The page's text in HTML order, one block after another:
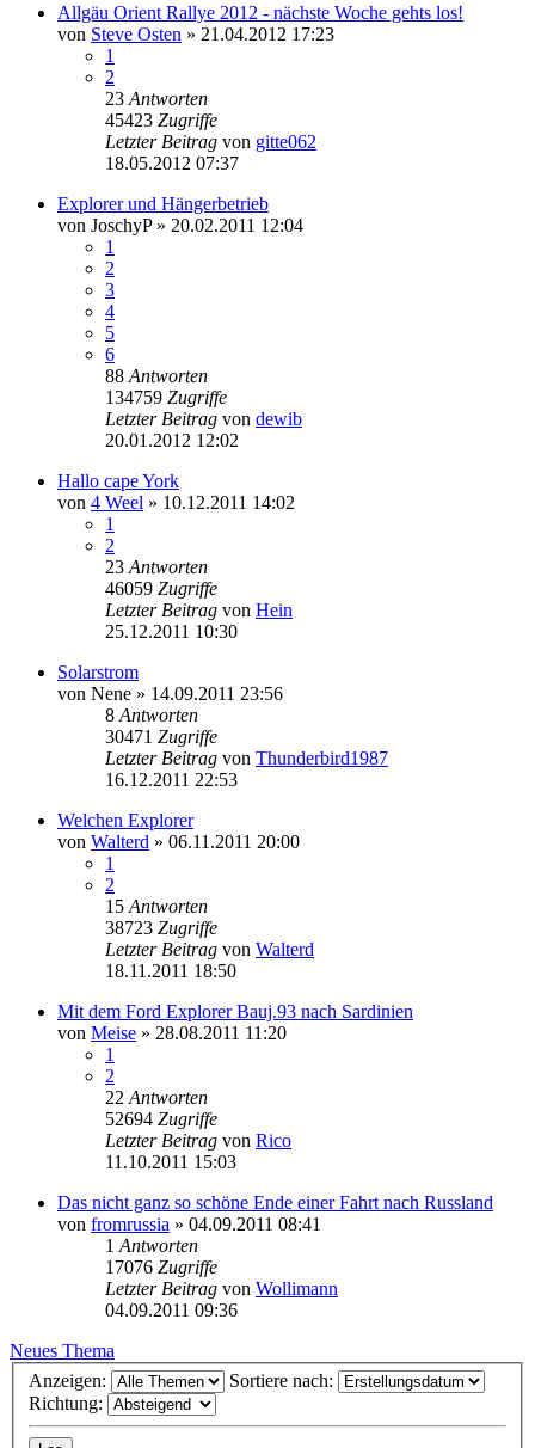
Allgäu Orient Rallye 2012 - nächste Woche gehts los!
von Steve Osten » 21.04.2012 17:23
1
2
23 Antworten
45423 Zugriffe
Letzter Beitrag von gitte062
18.05.2012 07:37
Explorer und Hängerbetrieb
von JoschyP» 20.02.2011 12:04
1
2
3
4
5
6
88 Antworten
134759 Zugriffe
Letzter Beitrag von dewib
20.01.2012 12:02
Hallo cape York
von 4 Weel » 10.12.2011 14:02
1
2
23 Antworten
46059 Zugriffe
Letzter Beitrag von Hein
25.12.2011 10:30
Solarstrom
von Nene » 14.09.2011 23:56
8 Antworten
30471 Zugriffe
Letzter Beitrag von Thunderbird1987
16.12.2011 22:53
Welchen Explorer
von Walterd » 06.11.2011 20:00
1
2
15 Antworten
38723 Zugriffe
Letzter Beitrag von Walterd
18.11.2011 18:50
Mit dem Ford Explorer Bauj.93 nach Sardinien
von Meise » 28.08.2011 11:20
1
2
22 Antworten
52694 Zugriffe
Letzter Beitrag von Rico
11.10.2011 15:03
Das nicht ganz so schöne Ende einer Fahrt nach Russland
von fromrussia » 04.09.2011 08:41
1 Antworten
17076 Zugriffe
Letzter Beitrag von Wollimann
04.09.2011 09:36
Neues Thema
Anzeigen:
Sortiere nach:
Richtung: